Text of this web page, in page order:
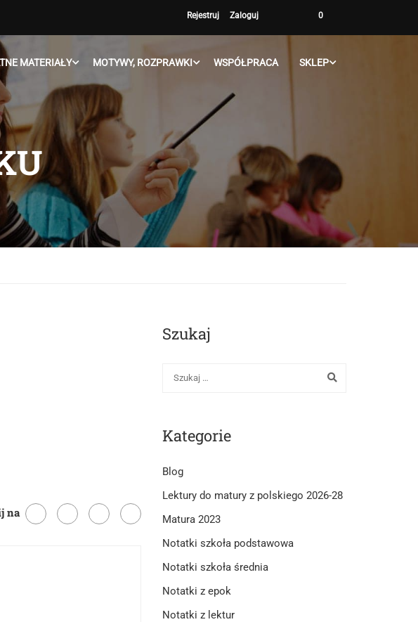
Rejestruj Zaloguj 0
MATERIAŁY MOTYWY, ROZPRAWKI WSPÓŁPRACA SKLEP
na
Szukaj
Kategorie
Blog
Lektury do matury z polskiego 2026-28
Matura 2023
Notatki szkoła podstawowa
Notatki szkoła średnia
Notatki z epok
Notatki z lektur